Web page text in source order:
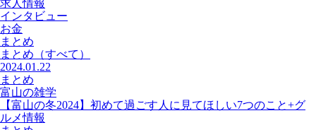
求人情報
インタビュー
お金
まとめ
まとめ （すべて）
2024.01.22
まとめ
富山の雑学
【富山の冬2024】初めて過ごす人に見てほしい7つのこと+グ
ルメ情報